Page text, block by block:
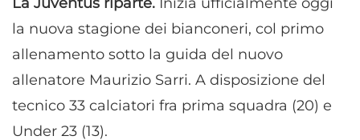
la nuova stagione dei bianconeri, col primo
allenamento sotto la guida del nuovo
allenatore Maurizio Sarri. A disposizione del
tecnico 33 calciatori fra prima squadra (20) e
Under 23 (13).